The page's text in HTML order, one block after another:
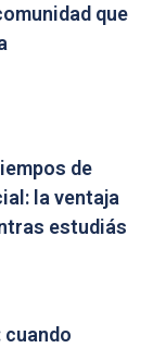
que
de
la ventaja
estudiás